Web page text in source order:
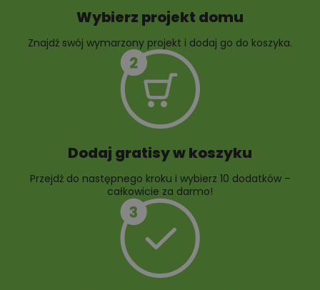
10 projektów rabat
Wybierz projekt domu
Znajdź swój wymarzony projekt i dodaj go do koszyka.
Dodaj gratisy w koszyku
Przejdź do następnego kroku i wybierz 10 dodatków –
całkowicie za darmo!